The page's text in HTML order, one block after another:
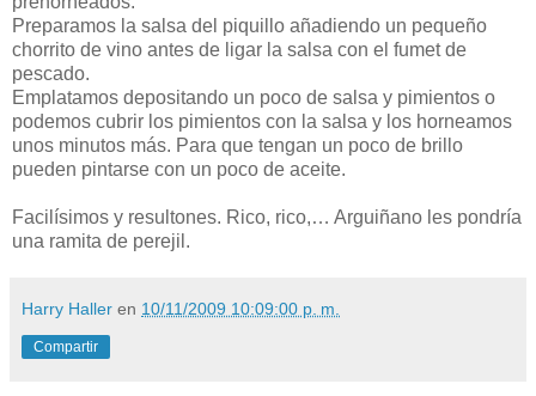
Preparamos la salsa del piquillo añadiendo un pequeño
chorrito de vino antes de ligar la salsa con el fumet de
pescado.
Emplatamos depositando un poco de salsa y pimientos o
podemos cubrir los pimientos con la salsa y los horneamos
unos minutos más. Para que tengan un poco de brillo
pueden pintarse con un poco de aceite.
Facilísimos y resultones. Rico, rico,… Arguiñano les pondría
una ramita de perejil.
Harry Haller en 10/11/2009 10:09:00 p. m.
Compartir